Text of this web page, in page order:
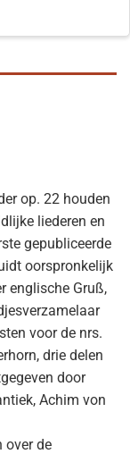
op. 22 houden
liederen en
gepubliceerde
oorspronkelijk
englische Gruß,
voor de nrs.
drie delen
door
Achim von
over de